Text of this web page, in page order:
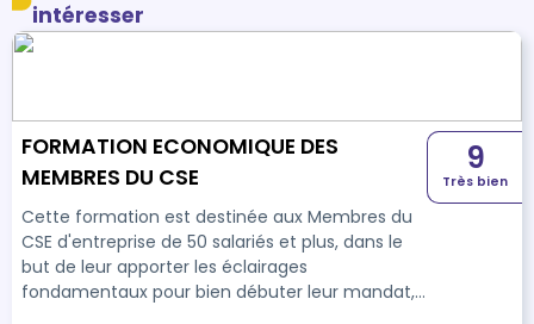
intéresser
FORMATION ECONOMIQUE DES
MEMBRES DU CSE
Cette formation est destinée aux Membres du
CSE d'entreprise de 50 salariés et plus, dans le
but de leur apporter les éclairages
fondamentaux pour bien débuter leur mandat,
9
Très bien